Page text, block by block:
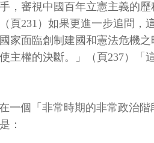
， 審視中國百年立憲主義的歷
頁231）如果更進一步追問，
家面臨創制建國和憲法危機之
主權的決斷。」（頁237）「
一個「非常時期的非常政治階
：